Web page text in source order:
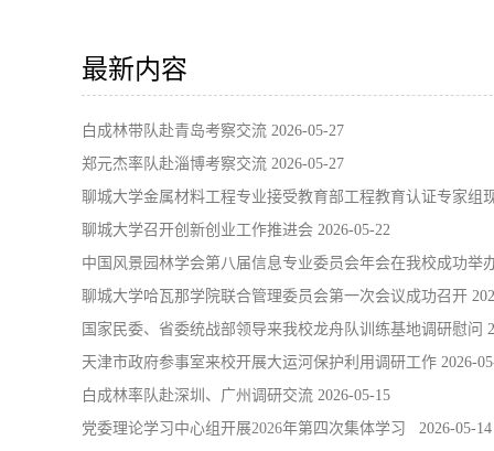
最新内容
白成林带队赴青岛考察交流 2026-05-27
郑元杰率队赴淄博考察交流 2026-05-27
聊城大学金属材料工程专业接受教育部工程教育认证专家组
聊城大学召开创新创业工作推进会 2026-05-22
中国风景园林学会第八届信息专业委员会年会在我校成功
聊城大学哈瓦那学院联合管理委员会第一次会议成功召开
国家民委、省委统战部领导来我校龙舟队训练基地调研慰问
天津市政府参事室来校开展大运河保护利用调研工作 2026-
白成林率队赴深圳、广州调研交流 2026-05-15
党委理论学习中心组开展2026年第四次集体学习
2026-05-14